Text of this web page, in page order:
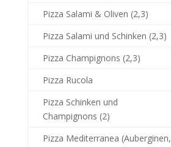
Pizza Salami & Oliven (2,3)
Pizza Salami und Schinken (2,3)
Pizza Champignons (2,3)
Pizza Rucola
Pizza Schinken und
Champignons (2)
Pizza Mediterranea (Auberginen,